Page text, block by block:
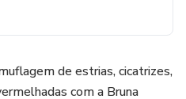
de estrias, cicatrizes,
com a Bruna